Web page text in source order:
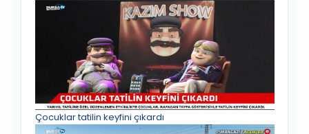
Çocuklar tatilin keyfini çıkardı